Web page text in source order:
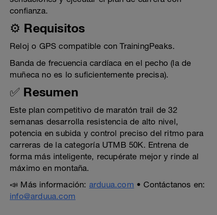
confianza.
⚙️ Requisitos
Reloj o GPS compatible con TrainingPeaks.
Banda de frecuencia cardíaca en el pecho (la de
muñeca no es lo suficientemente precisa).
✅ Resumen
Este plan competitivo de maratón trail de 32
semanas desarrolla resistencia de alto nivel,
potencia en subida y control preciso del ritmo para
carreras de la categoría UTMB 50K. Entrena de
forma más inteligente, recupérate mejor y rinde al
máximo en montaña.
📣 Más información: arduua.com • Contáctanos en:
info@arduua.com